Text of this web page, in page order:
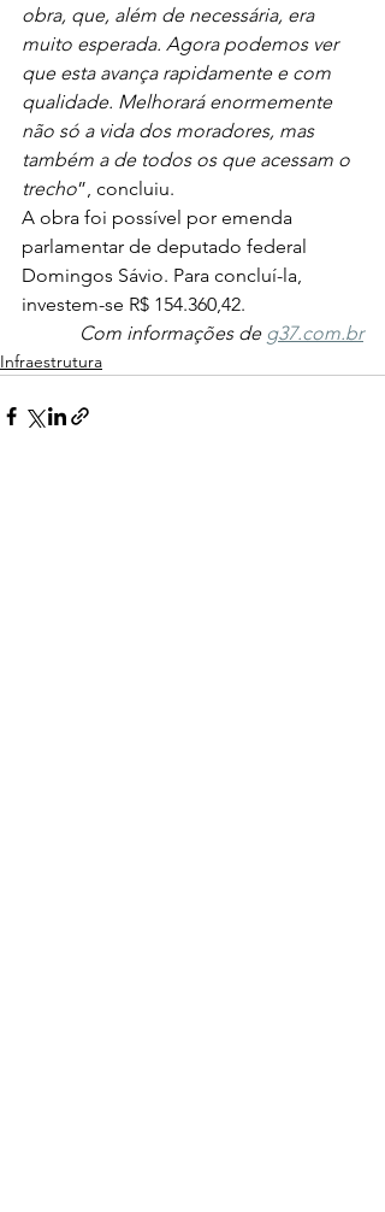
obra, que, além de necessária, era
muito esperada. Agora podemos ver
que esta avança rapidamente e com
qualidade. Melhorará enormemente
não só a vida dos moradores, mas
também a de todos os que acessam o
trecho”, concluiu.
A obra foi possível por emenda
parlamentar de deputado federal
Domingos Sávio. Para concluí-la,
investem-se R$ 154.360,42.
Com informações de g37.com.br
Infraestrutura